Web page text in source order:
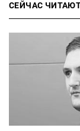
СЕЙЧАС